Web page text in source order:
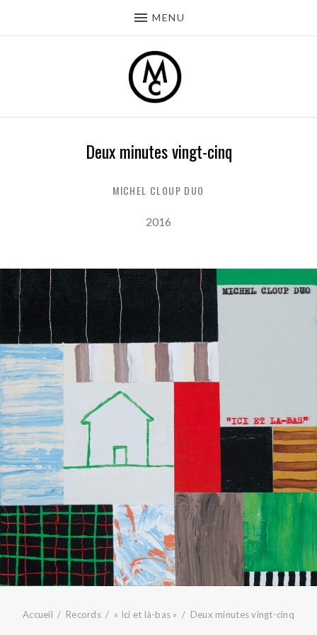
MENU
Deux minutes vingt-cinq
MICHEL CLOUP DUO
Released:
2016
Accueil Records « Ici et là-bas » Deux minutes vingt-cinq